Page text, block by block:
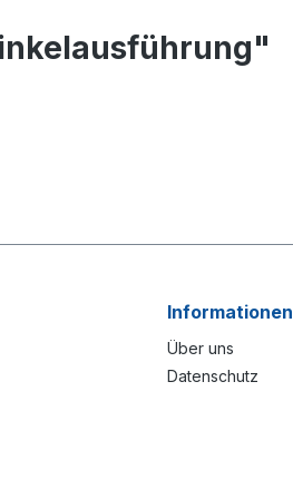
Informationen
Über uns
Datenschutz